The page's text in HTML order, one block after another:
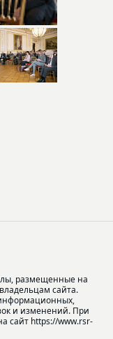
размещенные на
сайта.
и изменений. При
сайт https://www.rsr-